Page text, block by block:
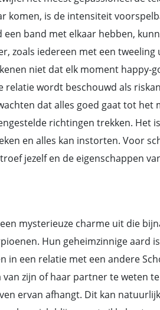
komen, is de intensiteit
band met elkaar hebben,
zoals iedereen met een
niet dat elk moment happy-
relatie wordt beschouwd als
dat alles goed gaat tot
richtingen trekken. Het
en alles kan instorten. Voor
jezelf en de eigenschappen
mysterieuze charme uit die
Hun geheimzinnige aard
in een relatie met een andere
zijn of haar partner te weten
ervan afhangt. Dit kan